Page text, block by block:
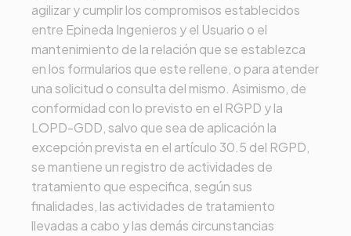
agilizar y cumplir los compromisos establecidos
entre Epineda Ingenieros y el Usuario o el
mantenimiento de la relación que se establezca
en los formularios que este rellene, o para atender
una solicitud o consulta del mismo. Asimismo, de
conformidad con lo previsto en el RGPD y la
LOPD-GDD, salvo que sea de aplicación la
excepción prevista en el artículo 30.5 del RGPD,
se mantiene un registro de actividades de
tratamiento que especifica, según sus
finalidades, las actividades de tratamiento
llevadas a cabo y las demás circunstancias